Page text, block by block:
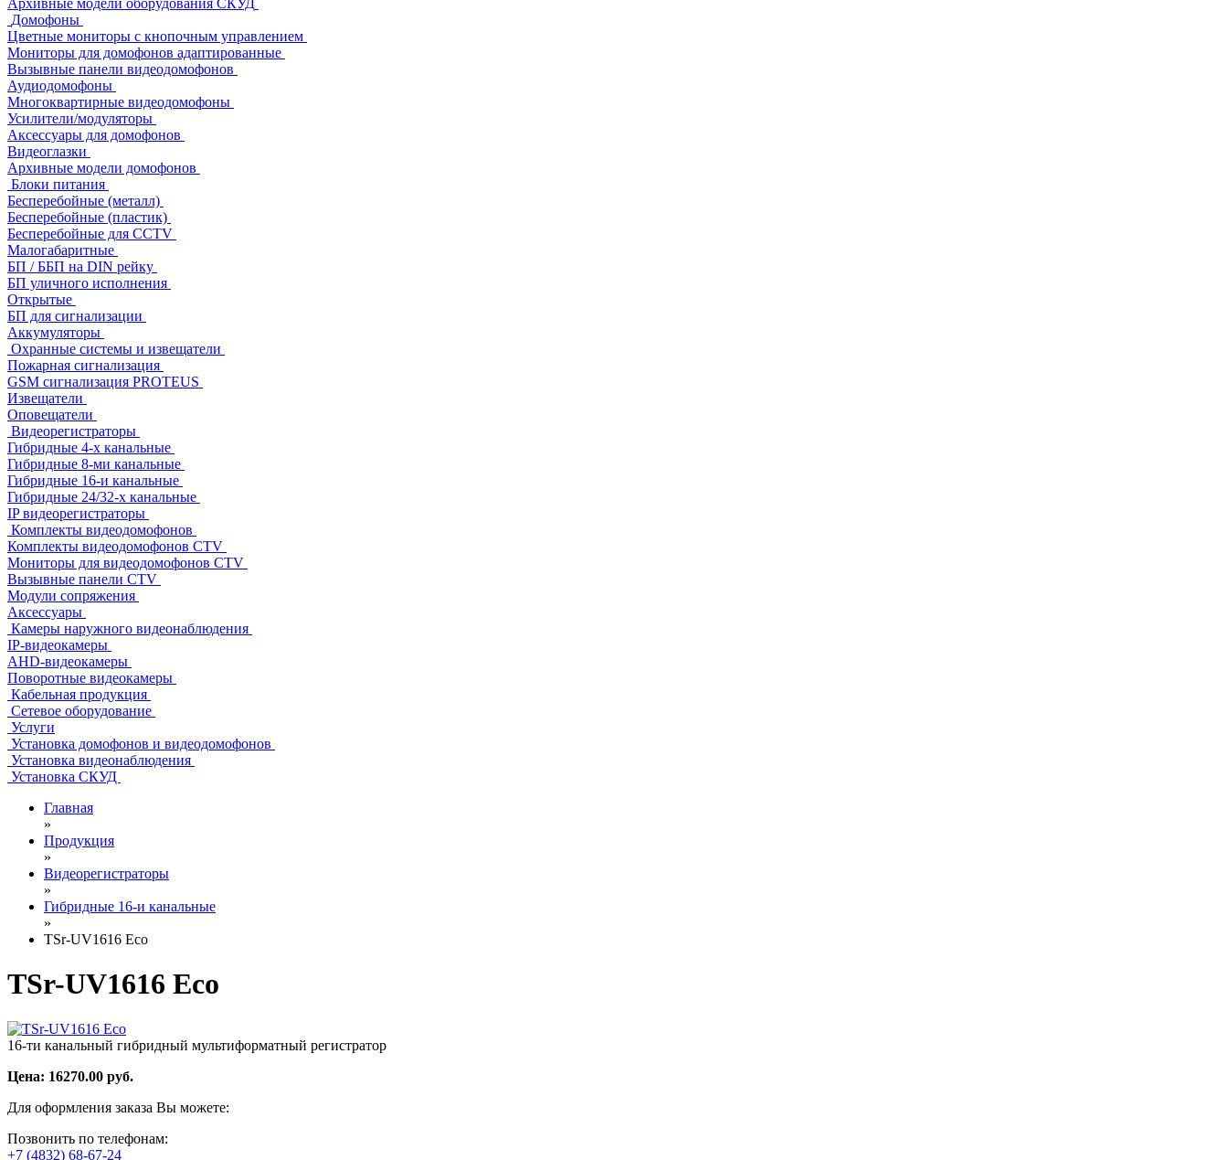
Архивные модели оборудования СКУД
Домофоны
Цветные мониторы с кнопочным управлением
Мониторы для домофонов адаптированные
Вызывные панели видеодомофонов
Аудиодомофоны
Многоквартирные видеодомофоны
Усилители/модуляторы
Аксессуары для домофонов
Видеоглазки
Архивные модели домофонов
Блоки питания
Бесперебойные (металл)
Бесперебойные (пластик)
Бесперебойные для CCTV
Малогабаритные
БП / ББП на DIN рейку
БП уличного исполнения
Открытые
БП для сигнализации
Аккумуляторы
Охранные системы и извещатели
Пожарная сигнализация
GSM сигнализация PROTEUS
Извещатели
Оповещатели
Видеорегистраторы
Гибридные 4-х канальные
Гибридные 8-ми канальные
Гибридные 16-и канальные
Гибридные 24/32-х канальные
IP видеорегистраторы
Комплекты видеодомофонов
Комплекты видеодомофонов CTV
Мониторы для видеодомофонов CTV
Вызывные панели CTV
Модули сопряжения
Аксессуары
Камеры наружного видеонаблюдения
IP-видеокамеры
AHD-видеокамеры
Поворотные видеокамеры
Кабельная продукция
Сетевое оборудование
Услуги
Установка домофонов и видеодомофонов
Установка видеонаблюдения
Установка СКУД
Главная
»
Продукция
»
Видеорегистраторы
»
Гибридные 16-и канальные
»
TSr-UV1616 Eco
TSr-UV1616 Eco
16-ти канальный гибридный мультиформатный регистратор
Цена: 16270.00 руб.
Для оформления заказа Вы можете:
Позвонить по телефонам:
+7 (4832) 68-67-24